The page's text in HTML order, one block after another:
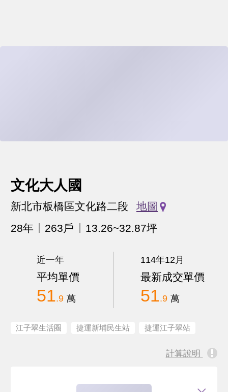
文化大人國
新北市板橋區文化路二段
地圖
28年
263戶 13.26~32.87坪
近一年
平均單價
51.9 萬
114年12月
最新成交單價
51.9 萬
江子翠生活圈 捷運新埔民生站 捷運江子翠站
計算說明